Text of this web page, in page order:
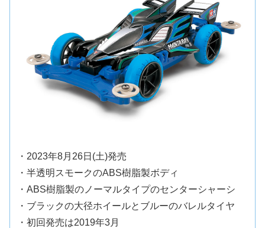
・2023年8月26日(土)発売
・半透明スモークのABS樹脂製ボディ
・ABS樹脂製のノーマルタイプのセンターシャーシ
・ブラックの大径ホイールとブルーのバレルタイヤ
・初回発売は2019年3月